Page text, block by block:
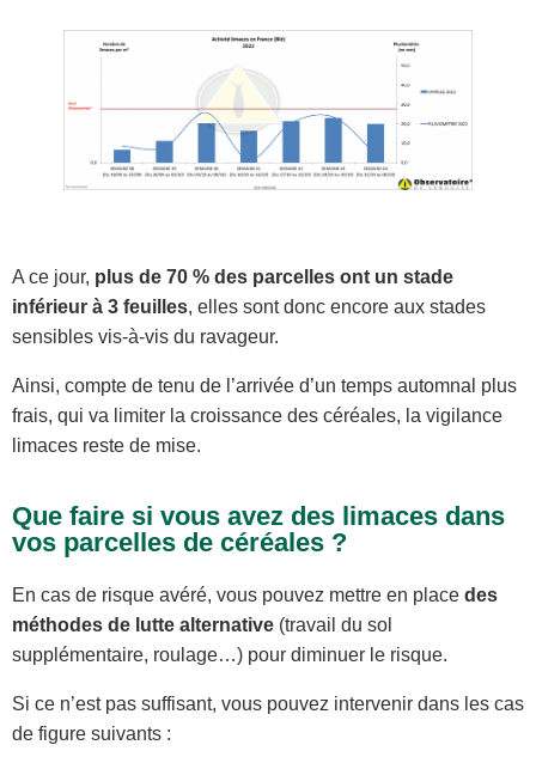
A ce jour, plus de 70 % des parcelles ont un stade
inférieur à 3 feuilles, elles sont donc encore aux stades
sensibles vis-à-vis du ravageur.
Ainsi, compte de tenu de l’arrivée d’un temps automnal plus
frais, qui va limiter la croissance des céréales, la vigilance
limaces reste de mise.
Que faire si vous avez des limaces dans
vos parcelles de céréales ?
En cas de risque avéré, vous pouvez mettre en place des
méthodes de lutte alternative (travail du sol
supplémentaire, roulage…) pour diminuer le risque.
Si ce n’est pas suffisant, vous pouvez intervenir dans les cas
de figure suivants :